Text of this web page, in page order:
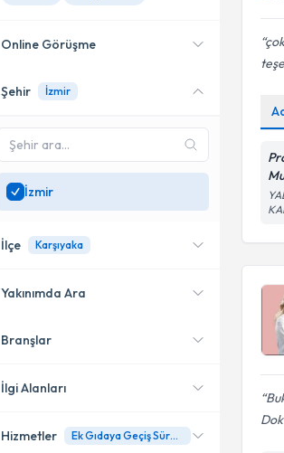
Online Görüşme
Online danışmanlık sunan
Sadeceİzmir
uzman ara
Şehir İzmir
İzmir
İlçe Karşıyaka
Karşıyaka
Konak
Yakınımda Ara
Konumuma yakın uzmanları
Branşlar
Çocuk Sağlığı ve Hastalıkları
İlgi Alanları
Hizmetler Ek Gıdaya Geçiş Süresi Rehberliği